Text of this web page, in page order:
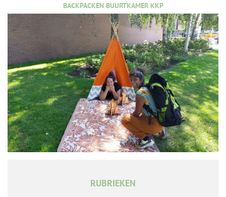
BACKPACKEN BUURTKAMER KKP
RUBRIEKEN